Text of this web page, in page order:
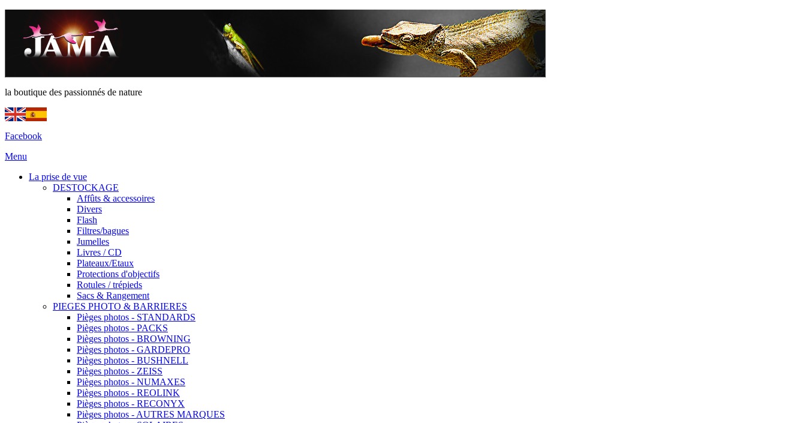
la boutique des passionnés de nature
Facebook
Menu
La prise de vue
DESTOCKAGE
Affûts & accessoires
Divers
Flash
Filtres/bagues
Jumelles
Livres / CD
Plateaux/Etaux
Protections d'objectifs
Rotules / trépieds
Sacs & Rangement
PIEGES PHOTO & BARRIERES
Pièges photos - STANDARDS
Pièges photos - PACKS
Pièges photos - BROWNING
Pièges photos - GARDEPRO
Pièges photos - BUSHNELL
Pièges photos - ZEISS
Pièges photos - NUMAXES
Pièges photos - REOLINK
Pièges photos - RECONYX
Pièges photos - AUTRES MARQUES